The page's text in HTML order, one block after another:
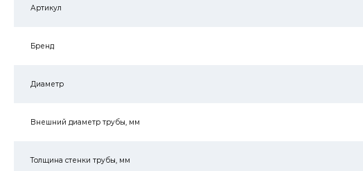
Артикул
Бренд
Диаметр
Внешний диаметр трубы, мм
Толщина стенки трубы, мм